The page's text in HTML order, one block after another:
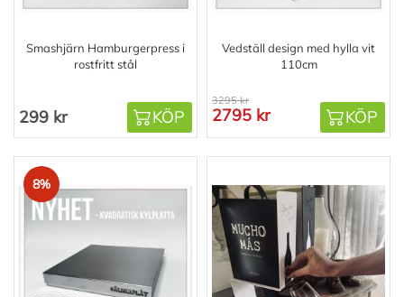
Smashjärn Hamburgerpress i
rostfritt stål
299 kr KÖP
Vedställ design med hylla vit
110cm
3295 kr
2795 kr KÖP
8%